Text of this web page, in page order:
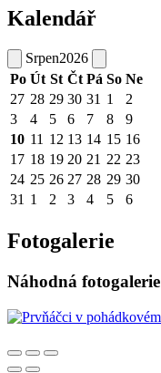
Kalendář
Srpen2026
Po Út St Čt Pá So Ne
27 28 29 30 31 1
2
3
4 5 6 7 8
9
10 11 12 13 14 15 16
17 18 19 20 21 22 23
24 25 26 27 28 29 30
31 1 2 3 4 5 6
Fotogalerie
Náhodná fotogalerie